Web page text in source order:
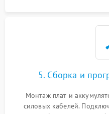
5. Сборка и
Монтаж плат и
силовых кабелей.